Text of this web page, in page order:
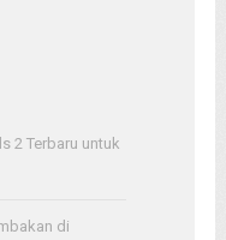
2 Terbaru untuk
di